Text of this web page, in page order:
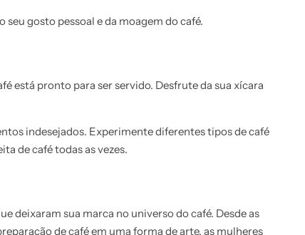
gosto pessoal e da moagem do café.
está pronto para ser servido. Desfrute da sua xícara
indesejados. Experimente diferentes tipos de café
de café todas as vezes.
deixaram sua marca no universo do café. Desde as
de café em uma forma de arte, as mulheres